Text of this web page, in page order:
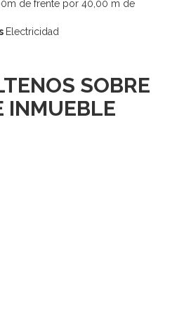
de frente por 40,00 m de
Electricidad
SOBRE
INMUEBLE